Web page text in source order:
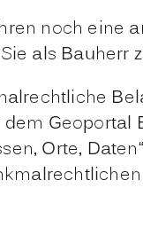
noch
als
Geoportal
Orte,